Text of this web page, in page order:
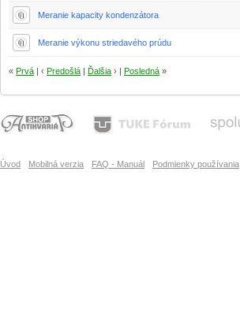
Meranie kapacity kondenzátora
Meranie výkonu striedavého prúdu
« Prvá | ‹ Predošlá | Ďalšia › | Posledná »
Úvod Mobilná verzia FAQ - Manuál Podmienky používania